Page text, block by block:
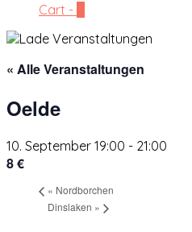
Cart -
« Alle Veranstaltungen
Oelde
10. September 19:00 - 21:00
8 €
« Nordborchen
Dinslaken »